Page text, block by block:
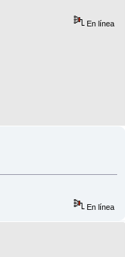
En línea
En línea